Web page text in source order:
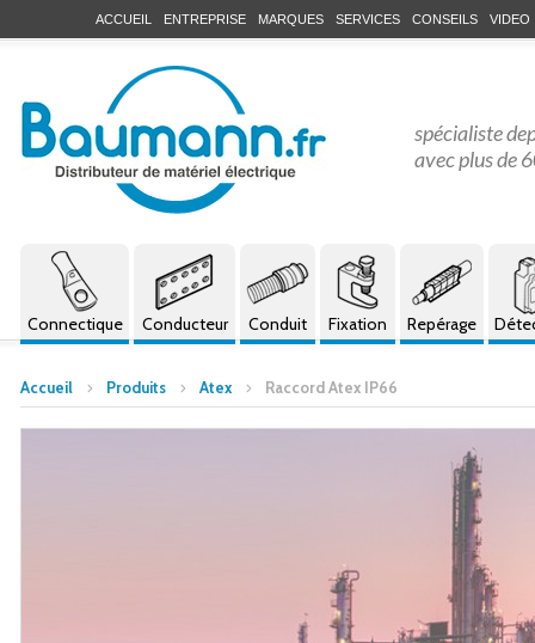
ACCUEIL ENTREPRISE MARQUES SERVICES CONSEILS VIDEO
Connectique Conducteur Conduit Fixation Repérage
spécialiste
avec plus de
Accueil Produits Atex Raccord Atex IP66